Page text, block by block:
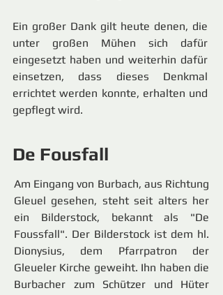
Ein großer Dank gilt heute denen, die
unter großen Mühen sich dafür
eingesetzt haben und weiterhin dafür
einsetzen, dass dieses Denkmal
errichtet werden konnte, erhalten und
gepflegt wird.
De Fousfall
Am Eingang von Burbach, aus Richtung
Gleuel gesehen, steht seit alters her
ein Bilderstock, bekannt als "De
Foussfall". Der Bilderstock ist dem hl.
Dionysius, dem Pfarrpatron der
Gleueler Kirche geweiht. Ihn haben die
Burbacher zum Schützer und Hüter